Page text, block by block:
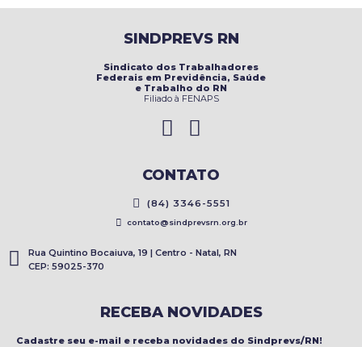
SINDPREVS RN
Sindicato dos Trabalhadores
Federais em Previdência, Saúde
e Trabalho do RN
Filiado à FENAPS
CONTATO
(84) 3346-5551
contato@sindprevsrn.org.br
Rua Quintino Bocaiuva, 19 | Centro - Natal, RN
CEP: 59025-370
RECEBA NOVIDADES
Cadastre seu e-mail e receba novidades do Sindprevs/RN!